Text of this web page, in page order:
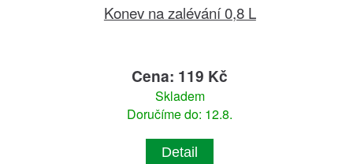
Konev na zalévání 0,8 L
Cena: 119 Kč
Skladem
Doručíme do: 12.8.
Detail